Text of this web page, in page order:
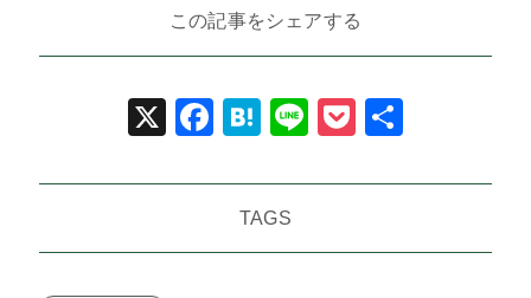
この記事をシェアする
X Facebook
Hatena
LinePocket
TAGS